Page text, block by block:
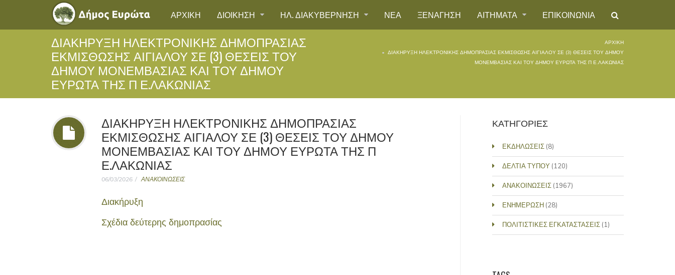
ΑΡΧΙΚΗ ΔΙΟΙΚΗΣΗ ΗΛ. ΔΙΑΚΥΒΕΡΝΗΣΗ ΝΕΑ ΞΕΝΑΓΗΣΗ ΑΙΤΗΜΑΤΑ ΕΠΙΚΟΙΝΩΝΙΑ
ΔΙΑΚΉΡΥΞΗ ΗΛΕΚΤΡΟΝΙΚΉΣ ΔΗΜΟΠΡΑΣΊΑΣ
ΕΚΜΊΣΘΩΣΗΣ ΑΙΓΙΑΛΟΎ ΣΕ (3) ΘΈΣΕΙΣ ΤΟΥ
ΔΉΜΟΥ ΜΟΝΕΜΒΑΣΊΑΣ ΚΑΙ ΤΟΥ ΔΉΜΟΥ
ΕΥΡΏΤΑ ΤΗΣ Π Ε.ΛΑΚΩΝΙΑΣ
ΑΡΧΙΚΉ
ΔΙΑΚΉΡΥΞΗ ΗΛΕΚΤΡΟΝΙΚΉΣ ΔΗΜΟΠΡΑΣΊΑΣ ΕΚΜΊΣΘΩΣΗΣ ΑΙΓΙΑΛΟΎ ΣΕ (3) ΘΈΣΕΙΣ ΤΟΥ ΔΉΜΟΥ
ΜΟΝΕΜΒΑΣΊΑΣ ΚΑΙ ΤΟΥ ΔΉΜΟΥ ΕΥΡΏΤΑ ΤΗΣ Π Ε.ΛΑΚΩΝΙΑΣ
ΔΙΑΚΉΡΥΞΗ ΗΛΕΚΤΡΟΝΙΚΉΣ ΔΗΜΟΠΡΑΣΊΑΣ
ΕΚΜΊΣΘΩΣΗΣ ΑΙΓΙΑΛΟΎ ΣΕ (3) ΘΈΣΕΙΣ ΤΟΥ ΔΉΜΟΥ
ΜΟΝΕΜΒΑΣΊΑΣ ΚΑΙ ΤΟΥ ΔΉΜΟΥ ΕΥΡΏΤΑ ΤΗΣ Π
Ε.ΛΑΚΩΝΙΑΣ
06/03/2026 ΑΝΑΚΟΙΝΩΣΕΙΣ
Διακήρυξη
Σχέδια δεύτερης δημοπρασίας
ΚΑΤΗΓΟΡΙΕΣ
ΕΚΔΗΛΩΣΕΙΣ(8)
ΔΕΛΤΙΑ ΤΥΠΟΥ(120)
ΑΝΑΚΟΙΝΩΣΕΙΣ(1967)
ΕΝΗΜΕΡΩΣΗ(28)
ΠΟΛΙΤΙΣΤΙΚΕΣ ΕΓΚΑΤΑΣΤΑΣΕΙΣ(1)